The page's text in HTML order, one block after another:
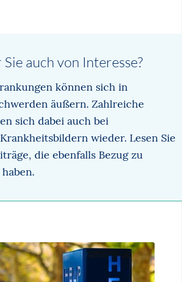
auch von Interesse?
können sich in
äußern. Zahlreiche
sich dabei auch bei
wieder. Lesen Sie
die ebenfalls Bezug zu